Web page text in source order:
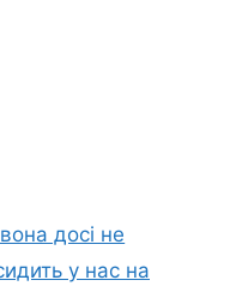
досі не
у нас на